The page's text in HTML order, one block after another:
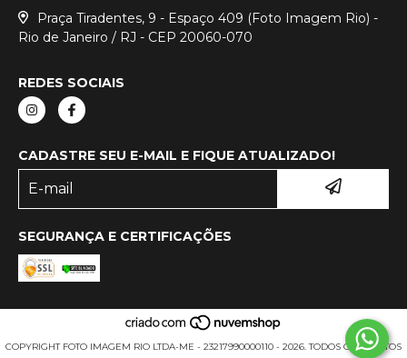
Praça Tiradentes, 9 - Espaço 409 (Foto Imagem Rio) -
Rio de Janeiro / RJ - CEP 20060-070
REDES SOCIAIS
CADASTRE SEU E-MAIL E FIQUE ATUALIZADO!
SEGURANÇA E CERTIFICAÇÕES
COPYRIGHT FOTO IMAGEM RIO LTDA-ME - 23217990000110 - 2026. TODOS OS DIREITOS